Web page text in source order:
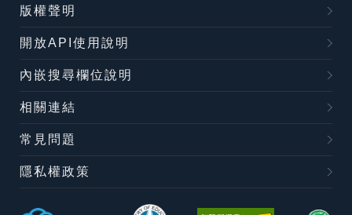
版權聲明
開放API使用說明
內嵌搜尋欄位說明
相關連結
常見問題
隱私權政策